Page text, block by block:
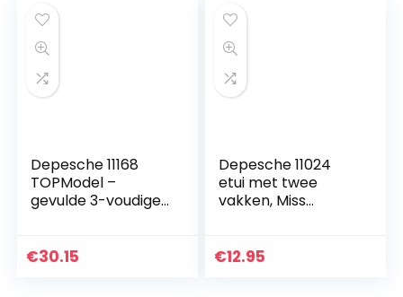
Depesche 11168
TOPModel –
gevulde 3-voudige
etui ca. 7,5 x 13 x 20
€30.15
Depesche 11024
etui met twee
vakken, Miss
€12.95